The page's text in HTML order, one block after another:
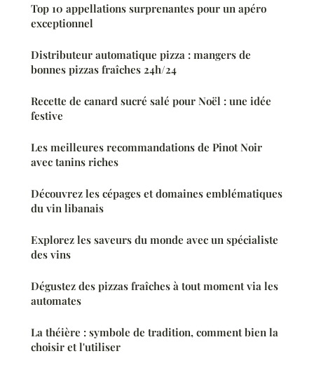
Top 10 appellations surprenantes pour un apéro
exceptionnel
Distributeur automatique pizza : mangers de
bonnes pizzas fraîches 24h/24
Recette de canard sucré salé pour Noël : une idée
festive
Les meilleures recommandations de Pinot Noir
avec tanins riches
Découvrez les cépages et domaines emblématiques
du vin libanais
Explorez les saveurs du monde avec un spécialiste
des vins
Dégustez des pizzas fraîches à tout moment via les
automates
La théière : symbole de tradition, comment bien la
choisir et l'utiliser